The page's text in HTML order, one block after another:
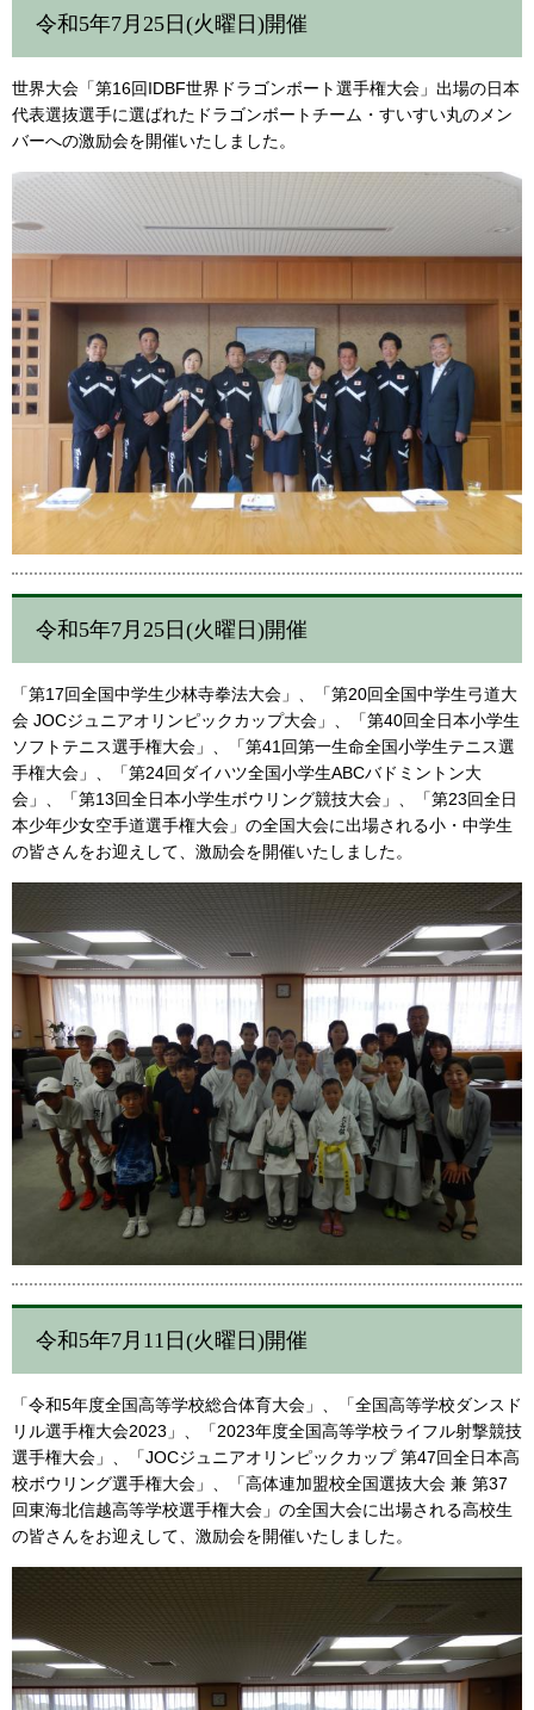
令和5年7月25日(火曜日)開催
世界大会「第16回IDBF世界ドラゴンボート選手権大会」出場の日本
代表選抜選手に選ばれたドラゴンボートチーム・すいすい丸のメン
バーへの激励会を開催いたしました。
令和5年7月25日(火曜日)開催
「第17回全国中学生少林寺拳法大会」、「第20回全国中学生弓道大
会 JOCジュニアオリンピックカップ大会」、「第40回全日本小学生
ソフトテニス選手権大会」、「第41回第一生命全国小学生テニス選
手権大会」、「第24回ダイハツ全国小学生ABCバドミントン大
会」、「第13回全日本小学生ボウリング競技大会」、「第23回全日
本少年少女空手道選手権大会」の全国大会に出場される小・中学生
の皆さんをお迎えして、激励会を開催いたしました。
令和5年7月11日(火曜日)開催
「令和5年度全国高等学校総合体育大会」、「全国高等学校ダンスド
リル選手権大会2023」、「2023年度全国高等学校ライフル射撃競技
選手権大会」、「JOCジュニアオリンピックカップ 第47回全日本高
校ボウリング選手権大会」、「高体連加盟校全国選抜大会 兼 第37
回東海北信越高等学校選手権大会」の全国大会に出場される高校生
の皆さんをお迎えして、激励会を開催いたしました。